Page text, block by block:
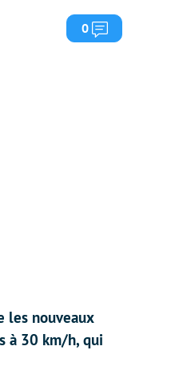
0 Commentaires
les nouveaux
à 30 km/h, qui